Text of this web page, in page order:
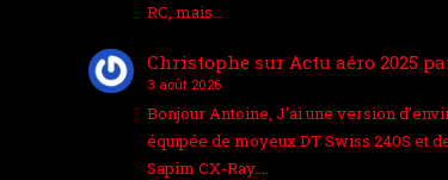
RC, mais…
Christophesur Actu aéro 2025
3 août 2026
Bonjour Antoine, J’ai une version
équipée de moyeux DT Swiss 240S et
Sapim CX-Ray.…